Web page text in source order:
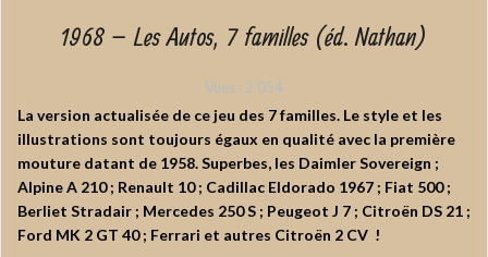
1968 – Les Autos, 7 familles (éd. Nathan)
Vues : 2 054
La version actualisée de ce jeu des 7 familles. Le style et les
illustrations sont toujours égaux en qualité avec la première
mouture datant de 1958. Superbes, les Daimler Sovereign ;
Alpine A 210 ; Renault 10 ; Cadillac Eldorado 1967 ; Fiat 500 ;
Berliet Stradair ; Mercedes 250 S ; Peugeot J 7 ; Citroën DS 21 ;
Ford MK 2 GT 40 ; Ferrari et autres Citroën 2 CV !